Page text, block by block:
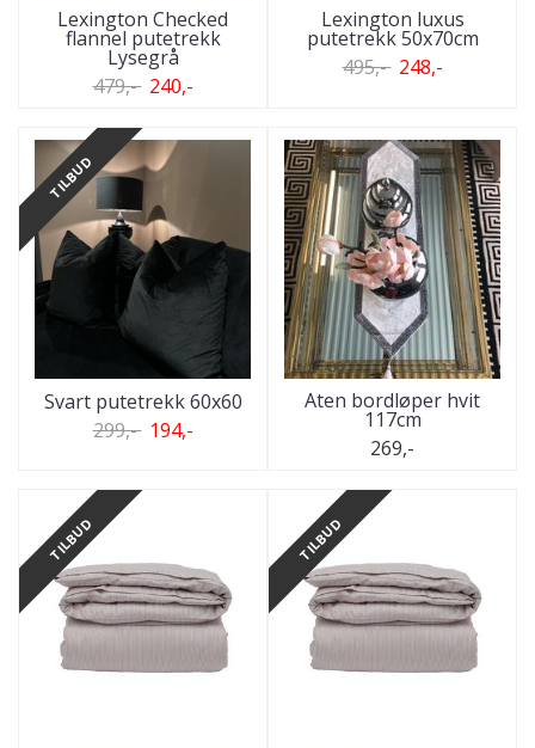
Lexington Checked
flannel putetrekk
Lysegrå
479,- 240,-
Lexington luxus
putetrekk 50x70cm
495,- 248,-
TILBUD
Svart putetrekk 60x60
299,- 194,-
Aten bordløper hvit
117cm
269,-
TILBUD TILBUD